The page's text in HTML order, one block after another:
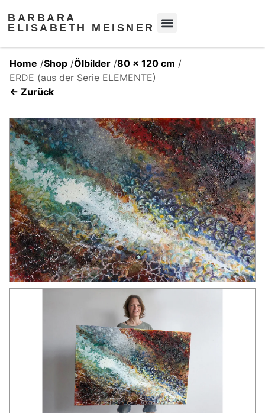
BARBARA
ELISABETH MEISNER
Home /Shop /Ölbilder /80 x 120 cm /
ERDE (aus der Serie ELEMENTE)
← Zurück